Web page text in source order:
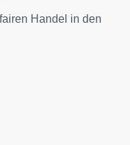
Handel in den